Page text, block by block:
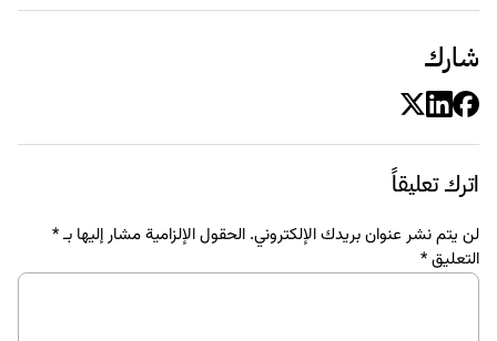
شارك
اترك تعليقاً
لن يتم نشر عنوان بريدك الإلكتروني. الحقول الإلزامية مشار إليها بـ*
التعليق*